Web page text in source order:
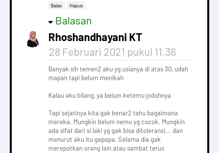
Balas Hapus
Balasan
Rhoshandhayani KT
28 Februari 2021 pukul 11.36
Banyak sih temen2 aku yg usianya di atas 30, udah
mapan tapi belum menikah
Kalau aku bilang, ya belum ketemu jodohnya
Tapi sejatinya kita gak benar2 tahu bagaimana
mereka. Mungkin belum nemu yg cocok. Mungkin
ada sifat dari si laki yg gak bisa ditoleransi... dan
menurut aku itu gapapa. Selama dia gak
merepotkan orang lain atau sambat terus